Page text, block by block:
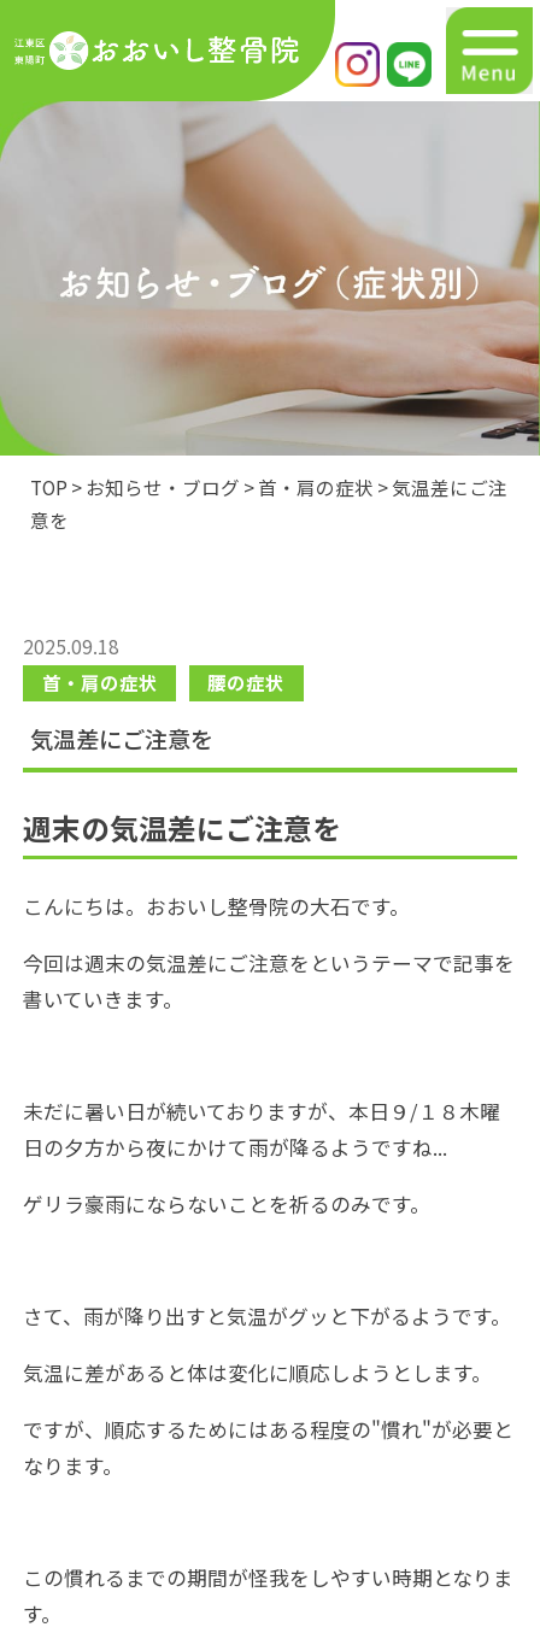
初めての方へ
マトリクスウェーブ
メニュー
症状別一覧
お知らせ・ブログ
交通事故でお困りの方へ
Web予約
TOP >お知らせ・ブログ >首・肩の症状 >気温差にご注
意を
2025.09.18
首・肩の症状
腰の症状
気温差にご注意を
週末の気温差にご注意を
こんにちは。おおいし整骨院の大石です。
今回は週末の気温差にご注意をというテーマで記事を
書いていきます。
未だに暑い日が続いておりますが、本日９/１８木曜
日の夕方から夜にかけて雨が降るようですね...
ゲリラ豪雨にならないことを祈るのみです。
さて、雨が降り出すと気温がグッと下がるようです。
気温に差があると体は変化に順応しようとします。
ですが、順応するためにはある程度の"慣れ"が必要と
なります。
この慣れるまでの期間が怪我をしやすい時期となりま
す。